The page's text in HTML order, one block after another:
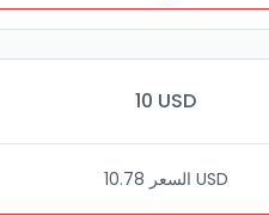
10 USD
السعر 10.78 USD